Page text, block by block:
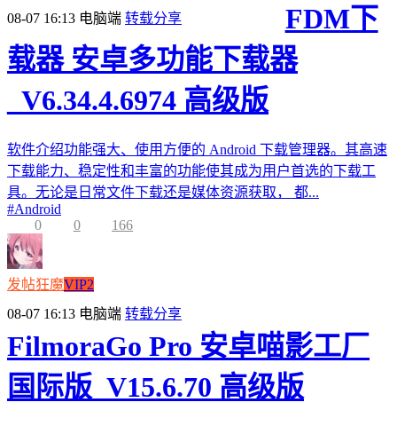
08-07 16:13 电脑端 转载分享
FDM下
载器 安卓多功能下载器
_V6.34.4.6974 高级版
软件介绍功能强大、使用方便的 Android 下载管理器。其高速
下载能力、稳定性和丰富的功能使其成为用户首选的下载工
具。无论是日常文件下载还是媒体资源获取， 都...
#Android
0
0 166
发帖狂魔VIP2
08-07 16:13 电脑端 转载分享
FilmoraGo Pro 安卓喵影工厂
国际版_V15.6.70 高级版